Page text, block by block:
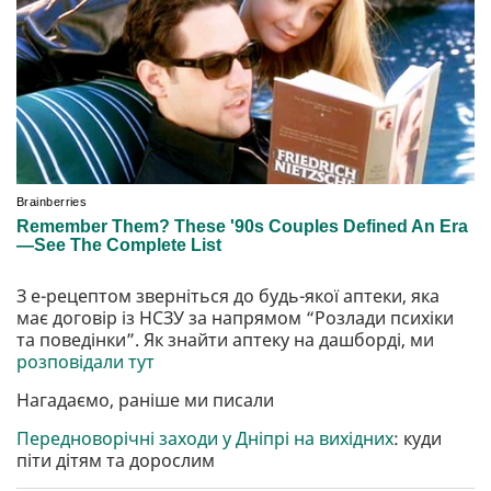
З е-рецептом зверніться до будь-якої аптеки, яка
має договір із НСЗУ за напрямом “Розлади психіки
та поведінки”. Як знайти аптеку на дашборді, ми
розповідали тут
Нагадаємо, раніше ми писали
Передноворічні заходи у Дніпрі на вихідних: куди
піти дітям та дорослим